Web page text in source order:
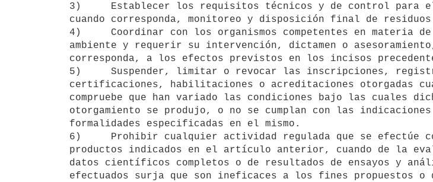
3)     Establecer los requisitos técnicos y de control para el
cuando corresponda, monitoreo y disposición final de
4)     Coordinar con los organismos competentes en materia
ambiente y requerir su intervención, dictamen o
corresponda, a los efectos previstos en los incisos
5)     Suspender, limitar o revocar las inscripciones,
certificaciones, habilitaciones o acreditaciones otorgadas
compruebe que han variado las condiciones bajo las cuales
otorgamiento se produjo, o no se cumplan con las
formalidades especificadas en el mismo.
6)     Prohibir cualquier actividad regulada que se efectúe
productos indicados en el artículo anterior, cuando de la
datos científicos completos o de resultados de ensayos y
efectuados surja que son ineficaces a los fines propuestos o